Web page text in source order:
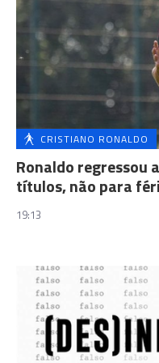
CRISTIANO RONALDO
Ronaldo regressou
títulos, não para
19:13